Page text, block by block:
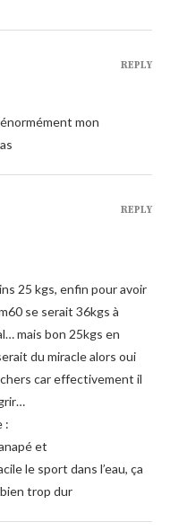
mon
REPLY
25 kgs, enfin pour avoir
se serait 36kgs à
mais bon 25kgs en
du miracle alors oui
car effectivement il
:
et
le sport dans l’eau, ça
trop dur
REPLY